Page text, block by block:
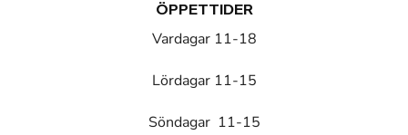
ÖPPETTIDER
Vardagar 11-18
Lördagar 11-15
Söndagar 11-15